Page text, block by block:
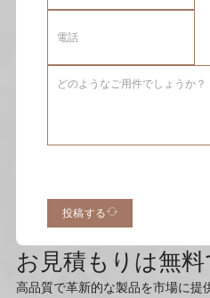
お見積もりは無料
高品質で革新的な製品を市場に提
投稿する